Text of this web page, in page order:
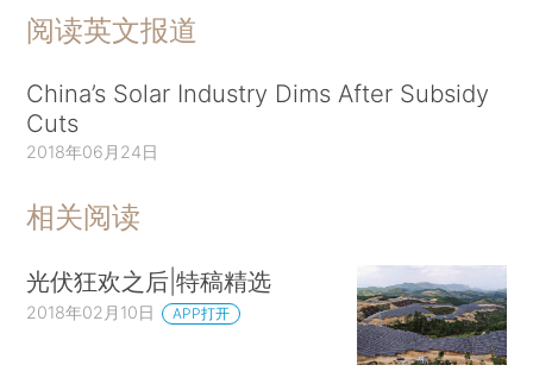
阅读英文报道
China’s Solar Industry Dims After Subsidy
Cuts
2018年06月24日
相关阅读
光伏狂欢之后|特稿精选
2018年02月10日 APP打开